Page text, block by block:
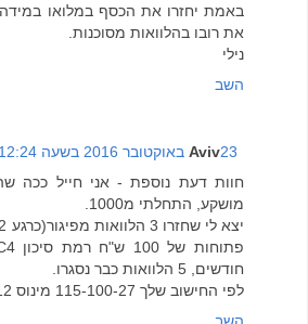
באמת יחזרו את הכסף במלואו
את רובו בהלוואות מסוכנות.
נילי
השב
Aviv23 באוקטובר 2016 בשעה 12:24
מושקע, התחלתי מ1000.
חודשים, 5 הלוואות כבר נסגרו.
לפי החישוב שלך 115-100-27 מינוס 12 ש"ח
השב